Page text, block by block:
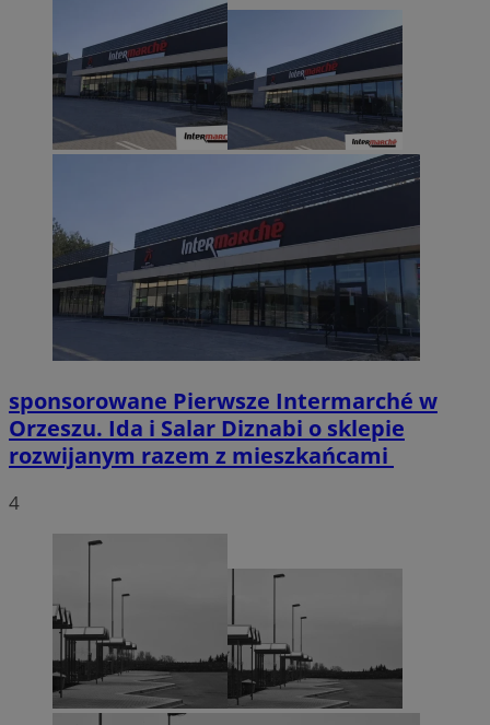
sponsorowane Pierwsze Intermarché w
Orzeszu. Ida i Salar Diznabi o sklepie
rozwijanym razem z mieszkańcami
4